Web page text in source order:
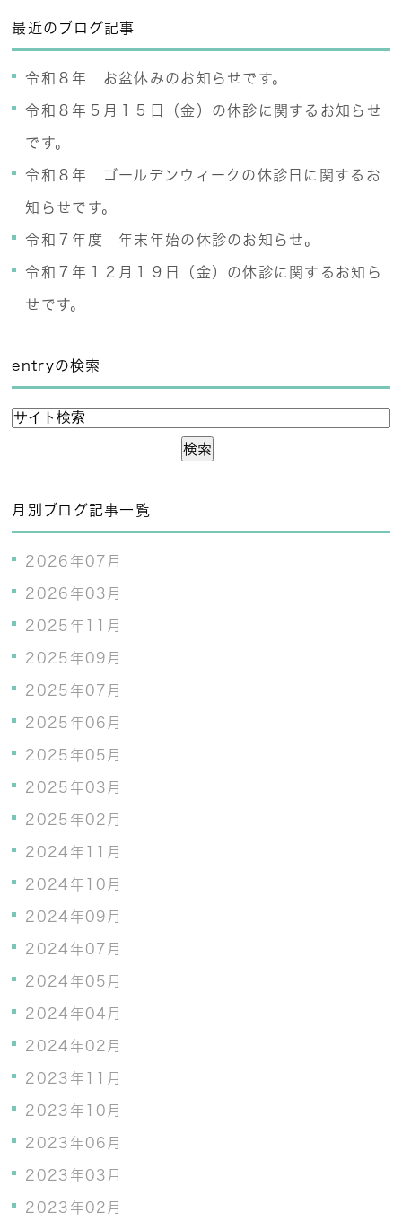
最近のブログ記事
令和８年 お盆休みのお知らせです。
令和８年５月１５日（金）の休診に関するお知らせ
です。
令和８年 ゴールデンウィークの休診日に関するお
知らせです。
令和７年度 年末年始の休診のお知らせ。
令和７年１２月１９日（金）の休診に関するお知ら
せです。
entryの検索
月別ブログ記事一覧
2026年07月
2026年03月
2025年11月
2025年09月
2025年07月
2025年06月
2025年05月
2025年03月
2025年02月
2024年11月
2024年10月
2024年09月
2024年07月
2024年05月
2024年04月
2024年02月
2023年11月
2023年10月
2023年06月
2023年03月
2023年02月